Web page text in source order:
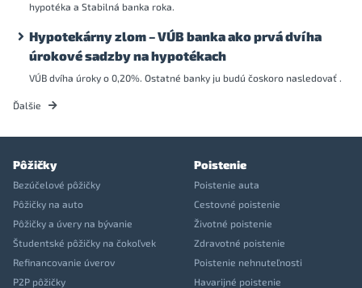
hypotéka a Stabilná banka roka.
Hypotekárny zlom – VÚB banka ako prvá dvíha
úrokové sadzby na hypotékach
VÚB dvíha úroky o 0,20%. Ostatné banky ju budú čoskoro nasledovať .
Ďalšie
Pôžičky
Bezúčelové pôžičky
Pôžičky na auto
Pôžičky a úvery na bývanie
Študentské pôžičky na čokoľvek
Refinancovanie úverov
P2P pôžičky
Poistenie
Poistenie auta
Cestovné poistenie
Životné poistenie
Zdravotné poistenie
Poistenie nehnuteľnosti
Havarijné poistenie